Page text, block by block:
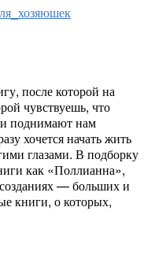
после которой на
чувствуешь, что
поднимают нам
хочется начать жить
глазами. В подборку
как «Поллианна»,
— больших и
книги, о которых,